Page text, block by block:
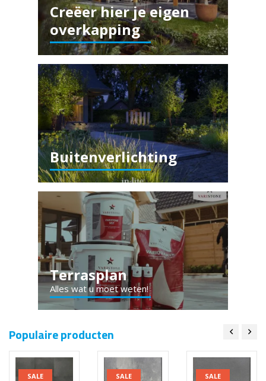
Creëer hier je eigen
overkapping
Buitenverlichting
Terrasplan
Alles wat u moet weten!
Populaire producten
SALE SALE SALE